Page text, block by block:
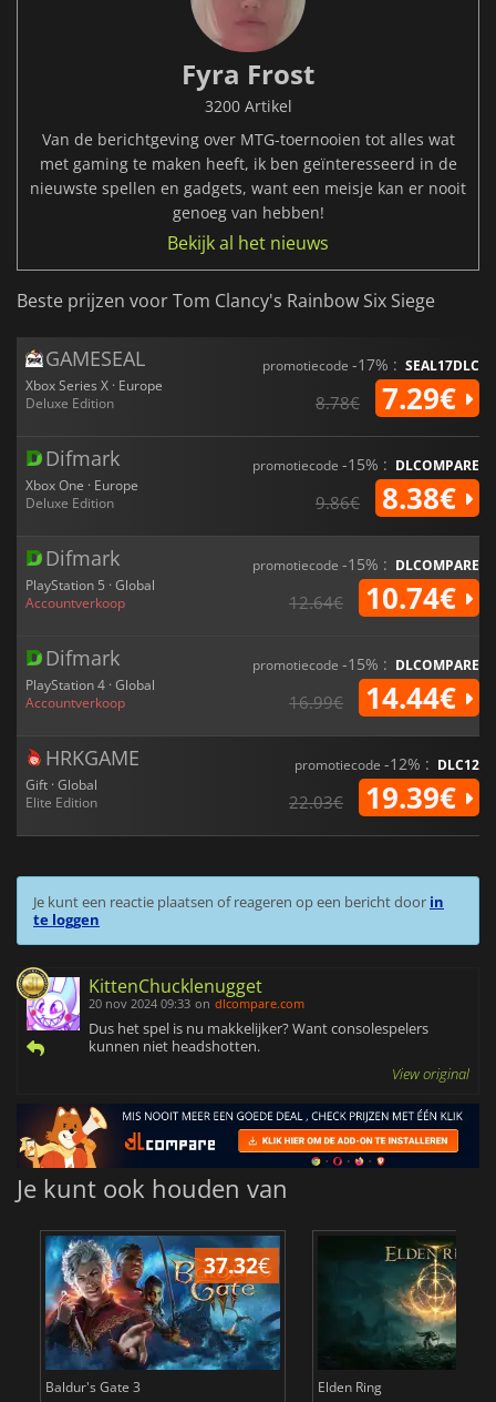
Fyra Frost
3200 Artikel
Van de berichtgeving over MTG-toernooien tot alles wat
met gaming te maken heeft, ik ben geïnteresseerd in de
nieuwste spellen en gadgets, want een meisje kan er nooit
genoeg van hebben!
Bekijk al het nieuws
Beste prijzen voor Tom Clancy's Rainbow Six Siege
GAMESEAL
Xbox Series X · Europe
Deluxe Edition
promotiecode -17% : SEAL17DLC
8.78€ 7.29€
Difmark
Xbox One · Europe
Deluxe Edition
promotiecode -15% : DLCOMPARE
9.86€ 8.38€
Difmark
PlayStation 5 · Global
Accountverkoop
promotiecode -15% : DLCOMPARE
12.64€ 10.74€
Difmark
PlayStation 4 · Global
Accountverkoop
promotiecode -15% : DLCOMPARE
16.99€ 14.44€
HRKGAME
Gift · Global
Elite Edition
promotiecode -12% : DLC12
22.03€ 19.39€
Je kunt een reactie plaatsen of reageren op een bericht door in
te loggen
KittenChucklenugget
20 nov 2024 09:33 on dlcompare.com
Dus het spel is nu makkelijker? Want consolespelers
kunnen niet headshotten.
View original
Je kunt ook houden van
37.32€
Baldur's Gate 3 Elden Ring